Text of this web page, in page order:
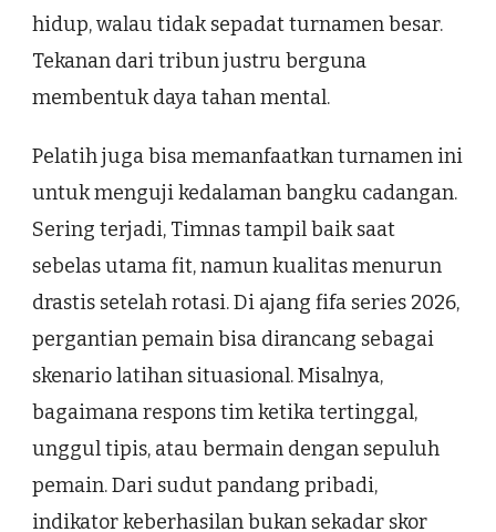
hidup, walau tidak sepadat turnamen besar.
Tekanan dari tribun justru berguna
membentuk daya tahan mental.
Pelatih juga bisa memanfaatkan turnamen ini
untuk menguji kedalaman bangku cadangan.
Sering terjadi, Timnas tampil baik saat
sebelas utama fit, namun kualitas menurun
drastis setelah rotasi. Di ajang fifa series 2026,
pergantian pemain bisa dirancang sebagai
skenario latihan situasional. Misalnya,
bagaimana respons tim ketika tertinggal,
unggul tipis, atau bermain dengan sepuluh
pemain. Dari sudut pandang pribadi,
indikator keberhasilan bukan sekadar skor